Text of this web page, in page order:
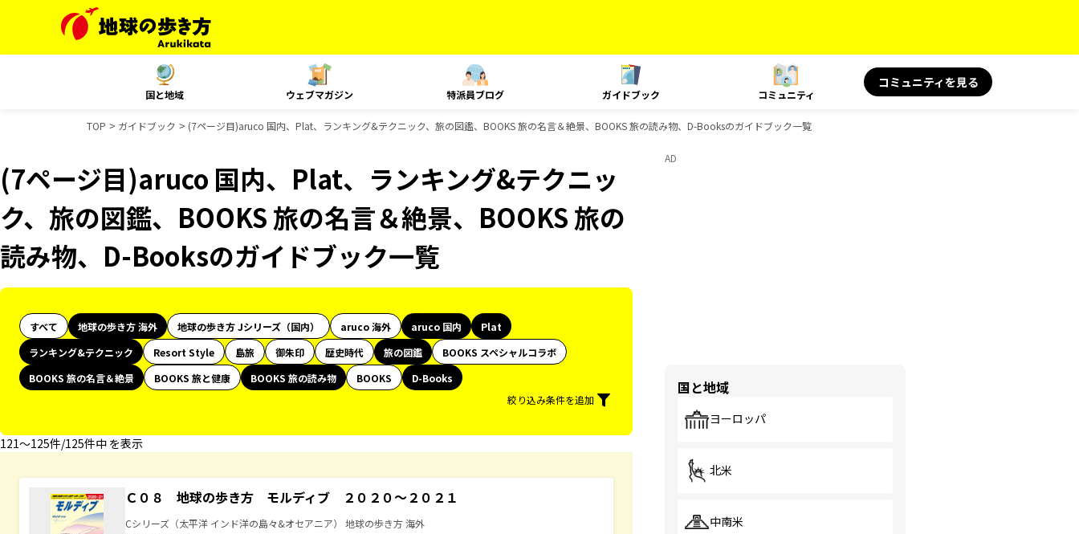
国と地域 ウェブマガジン 特派員ブログ ガイドブック コミュニティ
コミュニティを見る
TOP ガイドブック (7ページ目)aruco 国内、Plat、ランキング&テクニック、旅の図鑑、BOOKS 旅の名言＆絶景、BOOKS 旅の読み物、D-Booksのガイドブック一覧
(7ページ目)aruco 国内、Plat、ランキング&テクニッ
ク、旅の図鑑、BOOKS 旅の名言＆絶景、BOOKS 旅の
読み物、D-Booksのガイドブック一覧
すべて 地球の歩き方 海外 地球の歩き方 Jシリーズ（国内） aruco 海外 aruco 国内
Plat
ランキング&テクニック
Resort Style 島旅 御朱印 歴史時代 旅の図鑑
BOOKS スペシャルコラボ
BOOKS 旅の名言＆絶景
BOOKS 旅と健康 BOOKS 旅の読み物 BOOKS
D-Books
絞り込み条件を追加
121〜125件/125件中 を表示
Ｃ０８ 地球の歩き方 モルディブ ２０２０～２０２１
Cシリーズ（太平洋 インド洋の島々&オセアニア） 地球の歩き方 海外
AD
国と地域
ヨーロッパ
北米
中南米